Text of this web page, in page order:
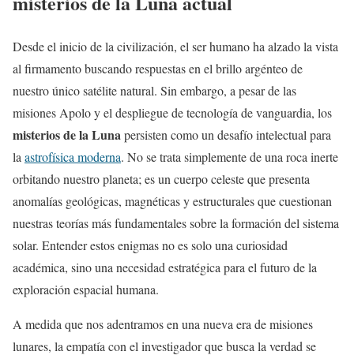
Desde el inicio de la civilización, el ser humano ha alzado la vista
al firmamento buscando respuestas en el brillo argénteo de
nuestro único satélite natural. Sin embargo, a pesar de las
misiones Apolo y el despliegue de tecnología de vanguardia, los
misterios de la Lunapersisten como un desafío intelectual para
la astrofísica moderna. No se trata simplemente de una roca inerte
orbitando nuestro planeta; es un cuerpo celeste que presenta
anomalías geológicas, magnéticas y estructurales que cuestionan
nuestras teorías más fundamentales sobre la formación del sistema
solar. Entender estos enigmas no es solo una curiosidad
académica, sino una necesidad estratégica para el futuro de la
exploración espacial humana.
A medida que nos adentramos en una nueva era de misiones
lunares, la empatía con el investigador que busca la verdad se